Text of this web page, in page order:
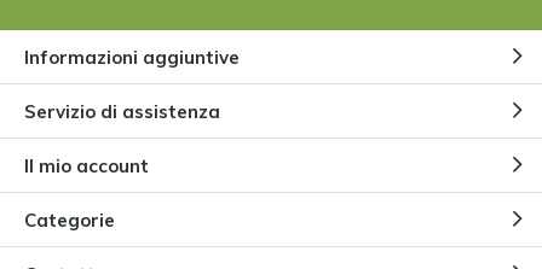
+ Good transport packaging
DaRolles yann- 08-02-2024 20:46
5 / 5
Cette plante est tout simplement magnifique!
Informazioni aggiuntive
Servizio di assistenza
Il mio account
Categorie